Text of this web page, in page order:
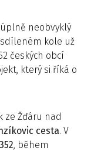
neobvyklý
kole už
českých obcí
který si říká o
ze Žďáru nad
cesta. V
, během